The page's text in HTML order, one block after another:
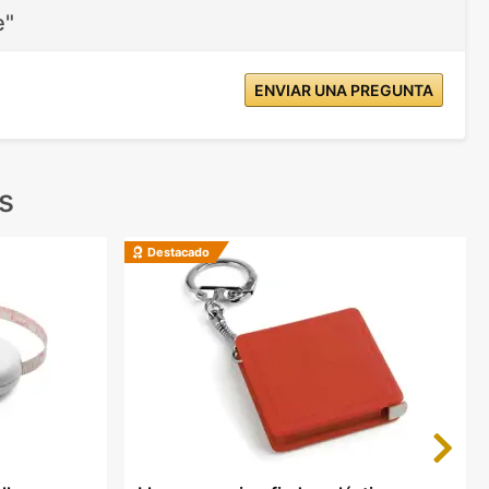
ENVIAR UNA PREGUNTA
Destacado
Next